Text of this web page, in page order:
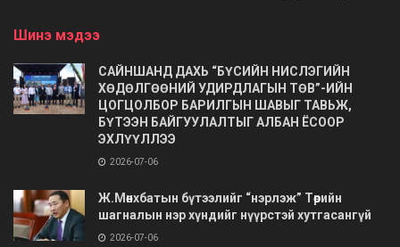
Шинэ мэдээ
САЙНШАНД ДАХЬ “БҮСИЙН НИСЛЭГИЙН
ХӨДӨЛГӨӨНИЙ УДИРДЛАГЫН ТӨВ”-ИЙН
ЦОГЦОЛБОР БАРИЛГЫН ШАВЫГ ТАВЬЖ,
БҮТЭЭН БАЙГУУЛАЛТЫГ АЛБАН ЁСООР
ЭХЛҮҮЛЛЭЭ
2026-07-06
Ж.Мөнхбатын бүтээлийг “нэрлэж” Төрийн
шагналын нэр хүндийг нүүрстэй хутгасангүй
2026-07-06